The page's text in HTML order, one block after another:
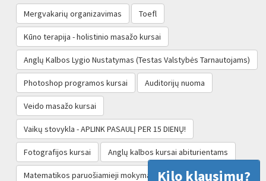
Mergvakarių organizavimas Toefl
Kūno terapija - holistinio masažo kursai
Anglų Kalbos Lygio Nustatymas (Testas Valstybės Tarnautojams‎)
Photoshop programos kursai Auditorijų nuoma
Veido masažo kursai
Vaikų stovykla - APLINK PASAULĮ PER 15 DIENŲ!
Fotografijos kursai Anglų kalbos kursai abiturientams
Matematikos paruošiamieji mokymai Kilo klausimų?